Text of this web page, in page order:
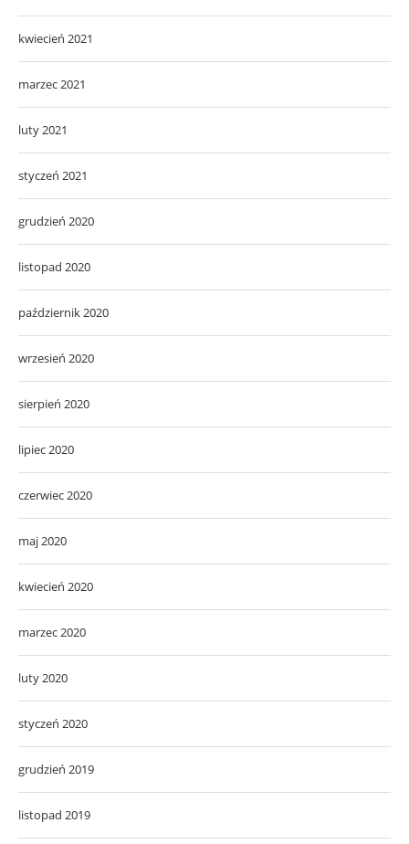
kwiecień 2021
marzec 2021
luty 2021
styczeń 2021
grudzień 2020
listopad 2020
październik 2020
wrzesień 2020
sierpień 2020
lipiec 2020
czerwiec 2020
maj 2020
kwiecień 2020
marzec 2020
luty 2020
styczeń 2020
grudzień 2019
listopad 2019